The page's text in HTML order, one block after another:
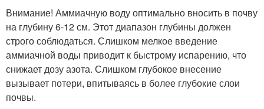
Внимание! Аммиачную воду оптимально вносить в почву
на глубину 6-12 см. Этот диапазон глубины должен
строго соблюдаться. Слишком мелкое введение
аммиачной воды приводит к быстрому испарению, что
снижает дозу азота. Слишком глубокое внесение
вызывает потери, впитываясь в более глубокие слои
почвы.